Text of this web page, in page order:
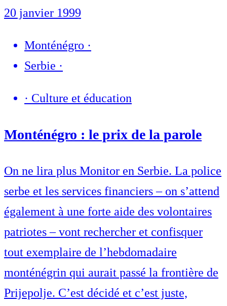
20 janvier 1999
Monténégro ·
Serbie ·
· Culture et éducation
Monténégro : le prix de la parole
On ne lira plus Monitor en Serbie. La police
serbe et les services financiers – on s’attend
également à une forte aide des volontaires
patriotes – vont rechercher et confisquer
tout exemplaire de l’hebdomadaire
monténégrin qui aurait passé la frontière de
Prijepolje. C’est décidé et c’est juste,